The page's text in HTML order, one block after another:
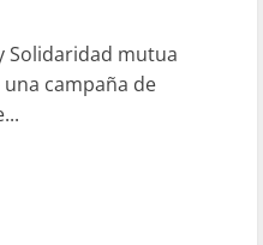
Solidaridad mutua
campaña de